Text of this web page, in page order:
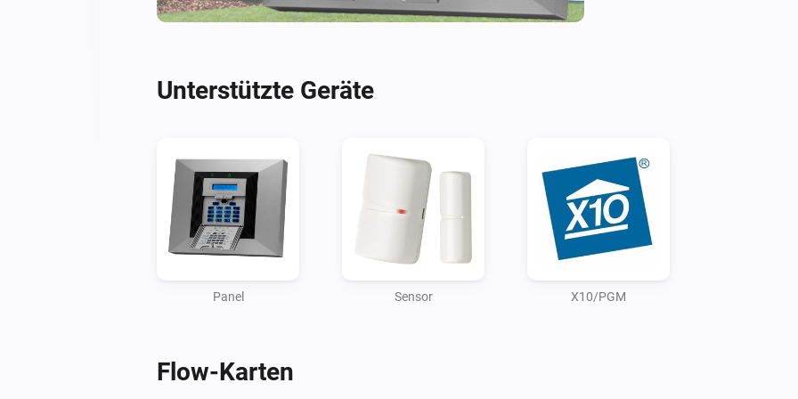
2. Directly using the TTL
interface via a TTL to
For more information, or in
Unterstützte Geräte
Panel Sensor X10/PGM
Flow-Karten